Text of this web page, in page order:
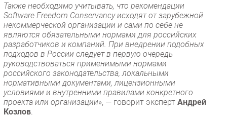
Также необходимо учитывать, что рекомендации
Software Freedom Conservancy исходят от зарубежной
некоммерческой организации и сами по себе не
являются обязательными нормами для российских
разработчиков и компаний. При внедрении подобных
подходов в России следует в первую очередь
руководствоваться применимыми нормами
российского законодательства, локальными
нормативными документами, лицензионными
условиями и внутренними правилами конкретного
проекта или организации», — говорит эксперт Андрей
Козлов